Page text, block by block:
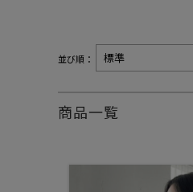
並び順：
商品一覧